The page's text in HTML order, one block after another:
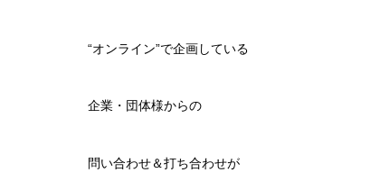
“オンライン”で企画している
企業・団体様からの
問い合わせ＆打ち合わせが